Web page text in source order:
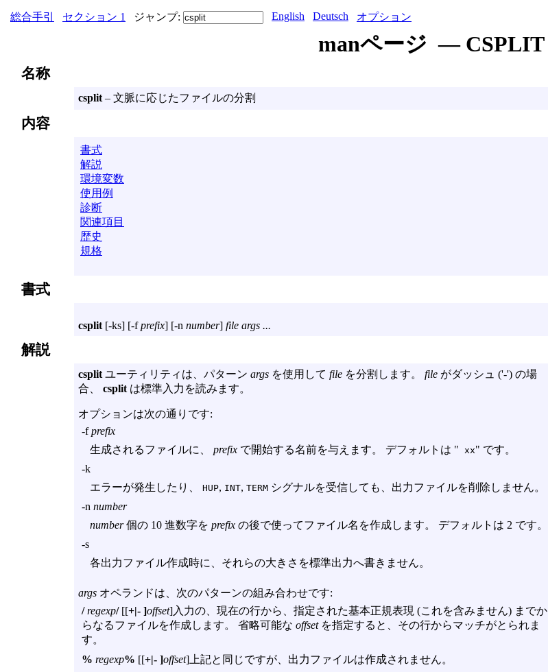
総合手引 セクション 1 ジャンプ: English Deutsch オプション
manページ — CSPLIT
名称
csplit – 文脈に応じたファイルの分割
内容
書式
解説
環境変数
使用例
診断
関連項目
歴史
規格
書式
csplit [-ks] [-f prefix] [-n number] file args ...
解説
csplit ユーティリティは、パターン args を使用して file を分割します。 file がダッシュ ('-') の場
合、 csplit は標準入力を読みます。
オプションは次の通りです:
-f prefix
生成されるファイルに、 prefix で開始する名前を与えます。 デフォルトは " xx" です。
-k
エラーが発生したり、 HUP, INT, TERM シグナルを受信しても、出力ファイルを削除しません。
-n number
number個の 10 進数字を prefix の後で使ってファイル名を作成します。 デフォルトは 2 です。
-s
各出力ファイル作成時に、それらの大きさを標準出力へ書きません。
args オペランドは、次のパターンの組み合わせです:
/regexp/ [[+|- ]offset]入力の、現在の行から、指定された基本正規表現 (これを含みません) までか
らなるファイルを作成します。 省略可能な offsetを指定すると、その行からマッチがとられま
す。
% regexp% [[+|- ]offset]上記と同じですが、出力ファイルは作成されません。